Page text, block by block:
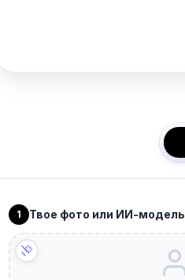
1 Твое фото или ИИ-модель